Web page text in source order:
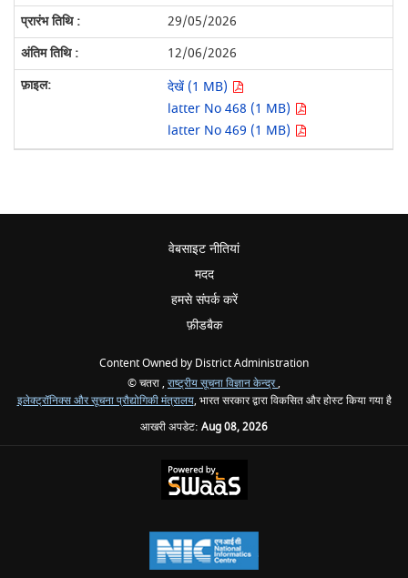
29/05/2026
12/06/2026
देखें (1 MB)
latter No 468 (1 MB)
latter No 469 (1 MB)
वेबसाइट नीतियां
मदद
हमसे संपर्क करें
फ़ीडबैक
Content Owned by District Administration
© चतरा , राष्ट्रीय सूचना विज्ञान केन्द्र,
इलेक्ट्रॉनिक्स और सूचना प्रौद्योगिकी मंत्रालय, भारत सरकार द्वारा विकसित और होस्ट किया गया है
आखरी अपडेट: Aug 08, 2026